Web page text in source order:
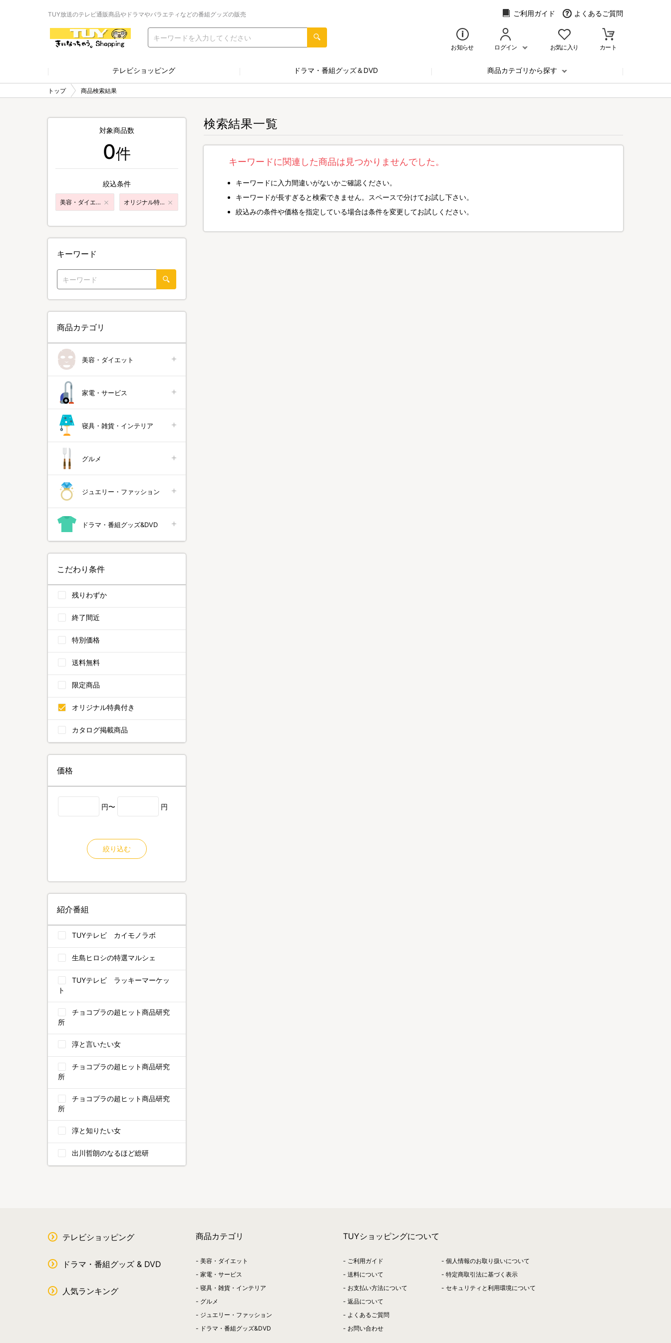
TUY放送のテレビ通販商品やドラマやバラエティなどの番組グッズの販売 ご利用ガイド よくあるご質問
お知らせ ログイン お気に入り カート
テレビショッピング ドラマ・番組グッズ＆DVD 商品カテゴリから探す
トップ 商品検索結果
検索結果一覧
キーワードに関連した商品は見つかりませんでした。
キーワードに入力間違いがないかご確認ください。
キーワードが長すぎると検索できません。スペースで分けてお試し下さい。
絞込みの条件や価格を指定している場合は条件を変更してお試しください。
対象商品数
0件
絞込条件
美容・ダイエット オリジナル特典付き
キーワード
商品カテゴリ
美容・ダイエット
家電・サービス
寝具・雑貨・インテリア
グルメ
ジュエリー・ファッション
ドラマ・番組グッズ&DVD
こだわり条件
残りわずか
終了間近
特別価格
送料無料
限定商品
オリジナル特典付き
カタログ掲載商品
価格
円〜 円
絞り込む
紹介番組
TUYテレビ カイモノラボ
生島ヒロシの特選マルシェ
TUYテレビ ラッキーマーケッ
ト
チョコプラの超ヒット商品研究
所
淳と言いたい女
チョコプラの超ヒット商品研究
所
チョコプラの超ヒット商品研究
所
淳と知りたい女
出川哲朗のなるほど総研
テレビショッピング
ドラマ・番組グッズ & DVD
人気ランキング
商品カテゴリ
美容・ダイエット
家電・サービス
寝具・雑貨・インテリア
グルメ
ジュエリー・ファッション
ドラマ・番組グッズ&DVD
TUYショッピングについて
ご利用ガイド
送料について
お支払い方法について
返品について
よくあるご質問
お問い合わせ
個人情報のお取り扱いについて
特定商取引法に基づく表示
セキュリティと利用環境について